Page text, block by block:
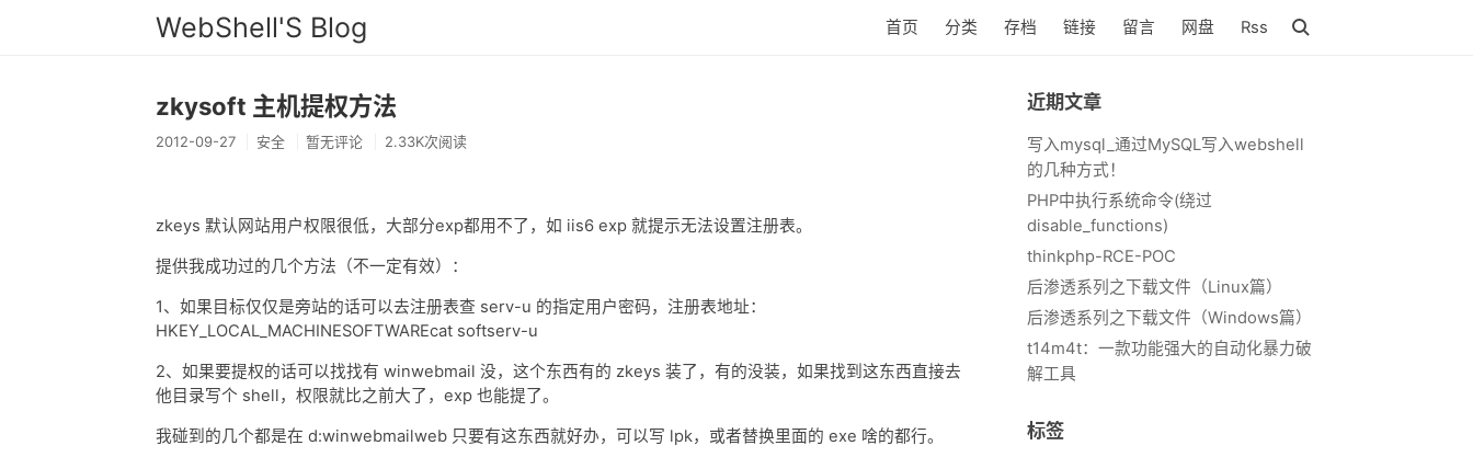
WebShell'S Blog 首页 分类 存档 链接 留言 网盘 Rss
zkysoft 主机提权方法
2012-09-27 安全 暂无评论 2.33K次阅读
zkeys 默认网站用户权限很低，大部分exp都用不了，如 iis6 exp 就提示无法设置注册表。
提供我成功过的几个方法（不一定有效）：
1、如果目标仅仅是旁站的话可以去注册表查 serv-u 的指定用户密码，注册表地址：
HKEY_LOCAL_MACHINESOFTWAREcat softserv-u
2、如果要提权的话可以找找有 winwebmail 没，这个东西有的 zkeys 装了，有的没装，如果找到这东西直接去
他目录写个 shell，权限就比之前大了，exp 也能提了。
我碰到的几个都是在 d:winwebmailweb 只要有这东西就好办，可以写 lpk，或者替换里面的 exe 啥的都行。
近期文章
写入mysql_通过MySQL写入webshell
的几种方式！
PHP中执行系统命令(绕过
disable_functions)
thinkphp-RCE-POC
后渗透系列之下载文件（Linux篇）
后渗透系列之下载文件（Windows篇）
t14m4t：一款功能强大的自动化暴力破
解工具
标签